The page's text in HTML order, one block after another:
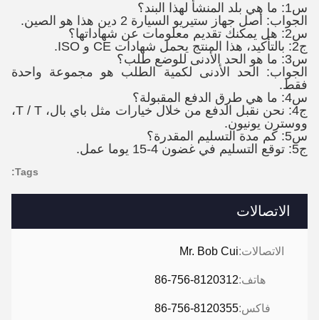
الاتصالات
الاتصالات:Mr. Bob Cui
هاتف:86-756-8120312
فاكس:86-756-8120355
س1: ما هي بلد المنشأ لهذا البند؟
الجواب: أصل جهاز ستيريو السيارة 2 دين هذا هو الصين.
س2: هل يمكنك تقديم معلومات عن شهاداتها؟
ج2: بالتأكيد، هذا المنتج يحمل شهادات CE و ISO.
س3: ما هو الحد الأدنى للوضع طلب؟
الجواب: الحد الأدنى لكمية الطلب هو مجموعة واحدة
فقط.
س4: ما هي طرق الدفع المقبولة؟
ج4: نحن نقبل الدفع من خلال خيارات مثل باي بال، T / T،
ووسترن يونيون.
س5: كم مدة التسليم المقدرة؟
ج5: توقع التسليم في غضون 4-15 يوما عمل.
Tags: